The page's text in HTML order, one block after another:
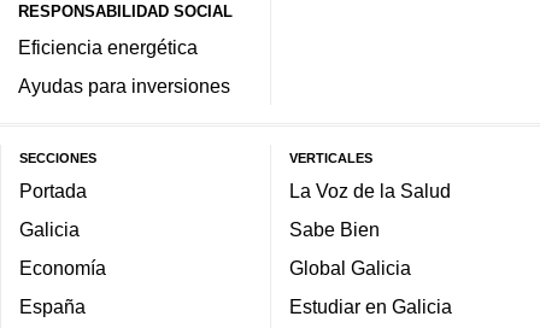
RESPONSABILIDAD SOCIAL
Eficiencia energética
Ayudas para inversiones
SECCIONES
Portada
Galicia
Economía
España
VERTICALES
La Voz de la Salud
Sabe Bien
Global Galicia
Estudiar en Galicia